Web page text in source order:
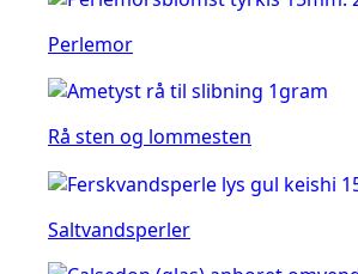
Perlemor
Rå sten og lommesten
Saltvandsperler